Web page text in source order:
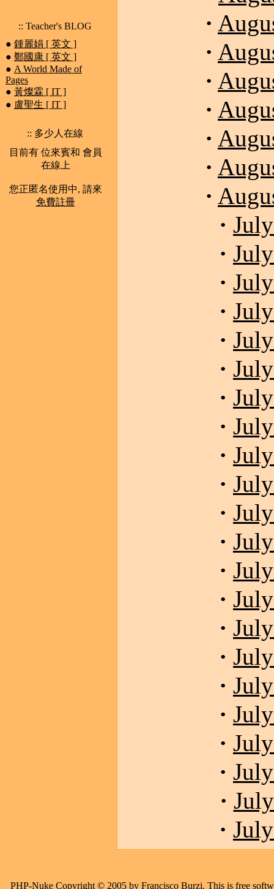
:: Teacher's BLOG
● 鍾麗娟 [ 英文 ]
● 鄭國康 [ 英文 ]
● A World Made of
Pages
● 黃燦霖 [ IT ]
● 盧聖生 [ IT ]
:: 多少人在線
目前有 位來賓和 會員
在線上
您正匿名使用中, 請來
免費註冊
·
·
·
·
·
·
·
·
·
·
·
·
·
·
·
·
·
·
·
·
·
·
·
·
·
·
·
·
·
PHP-Nuke Copyright © 2005 by Francisco Burzi. This is free